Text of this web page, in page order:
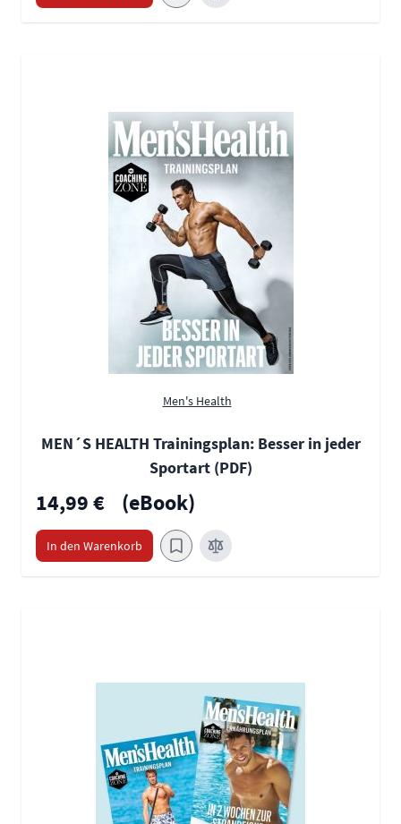
Men's Health
MEN´S HEALTH Trainingsplan: Besser in jeder
Sportart (PDF)
14,99 € (eBook)
In den Warenkorb